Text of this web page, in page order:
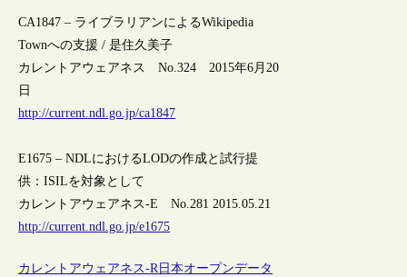
CA1847 – ライブラリアンによるWikipedia
Townへの支援 / 是住久美子
カレントアウェアネス No.324 2015年6月20
日
http://current.ndl.go.jp/ca1847
E1675 – NDLにおけるLODの作成と試行提
供：ISILを対象として
カレントアウェアネス-E No.281 2015.05.21
http://current.ndl.go.jp/e1675
カレントアウェアネス-R日本オープンデータ